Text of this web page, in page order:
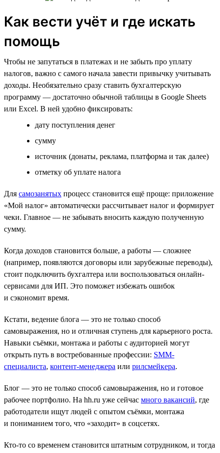
Как вести учёт и где искать
помощь
Чтобы не запутаться в платежах и не забыть про уплату
налогов, важно с самого начала завести привычку учитывать
доходы. Необязательно сразу ставить бухгалтерскую
программу — достаточно обычной таблицы в Google Sheets
или Excel. В ней удобно фиксировать:
дату поступления денег
сумму
источник (донаты, реклама, платформа и так далее)
отметку об уплате налога
Для самозанятых процесс становится ещё проще: приложение
«Мой налог» автоматически рассчитывает налог и формирует
чеки. Главное — не забывать вносить каждую полученную
сумму.
Когда доходов становится больше, а работы — сложнее
(например, появляются договоры или зарубежные переводы),
стоит подключить бухгалтера или воспользоваться онлайн-
сервисами для ИП. Это поможет избежать ошибок
и сэкономит время.
Кстати, ведение блога — это не только способ
самовыражения, но и отличная ступень для карьерного роста.
Навыки съёмки, монтажа и работы с аудиторией могут
открыть путь в востребованные профессии: SMM-
специалиста, контент-менеджера или рилсмейкера.
Блог — это не только способ самовыражения, но и готовое
рабочее портфолио. На hh.ru уже сейчас много вакансий, где
работодатели ищут людей с опытом съёмки, монтажа
и пониманием того, что «заходит» в соцсетях.
Кто-то со временем становится штатным сотрудником, и тогда